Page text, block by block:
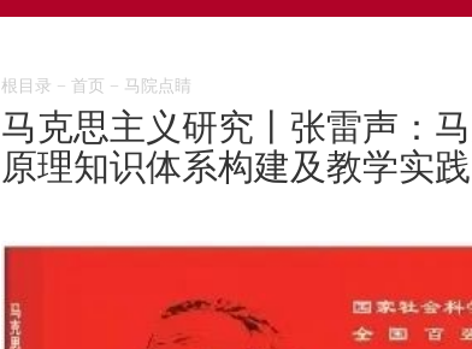
根目录 − 首页 − 马院点睛
马克思主义研究丨张雷声：
原理知识体系构建及教学实践